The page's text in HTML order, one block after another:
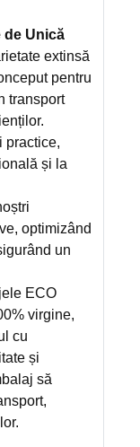
de Unică
extinsă
pentru
transport
practice,
și la
optimizând
un
ECO
virgine,
cu
și
să